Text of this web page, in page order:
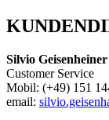
Silvio Geisenheiner
Customer Service
Mobil: (+49) 151
email: